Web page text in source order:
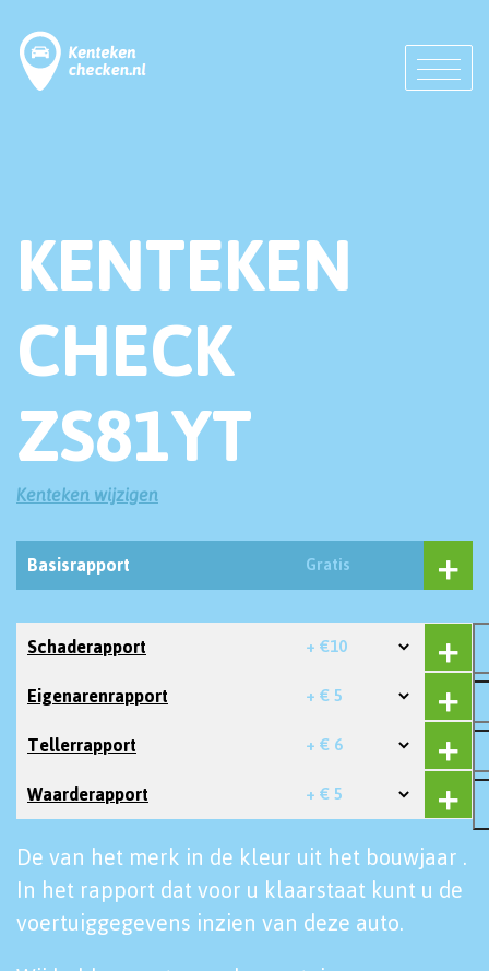
KENTEKEN
CHECK
ZS81YT
Kenteken wijzigen
Basisrapport Gratis
Schaderapport + €10
Eigenarenrapport + € 5
Tellerrapport + € 6
Waarderapport + € 5
De van het merk in de kleur uit het bouwjaar .
In het rapport dat voor u klaarstaat kunt u de
voertuiggegevens inzien van deze auto.